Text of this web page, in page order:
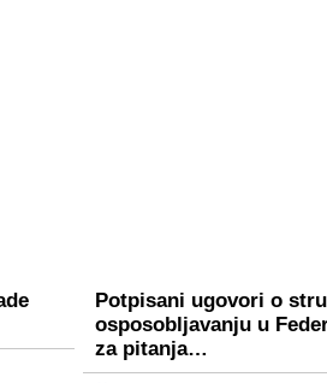
Potpisani ugovori o
osposobljavanju u
za pitanja…